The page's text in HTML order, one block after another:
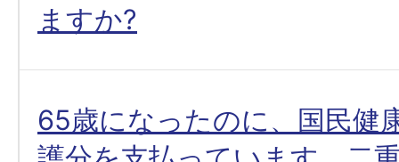
ますか?
65歳になったのに、国民健